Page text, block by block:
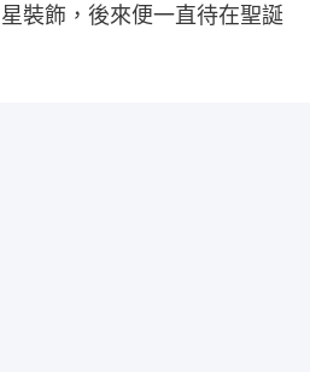
裝飾，後來便一直待在聖誕